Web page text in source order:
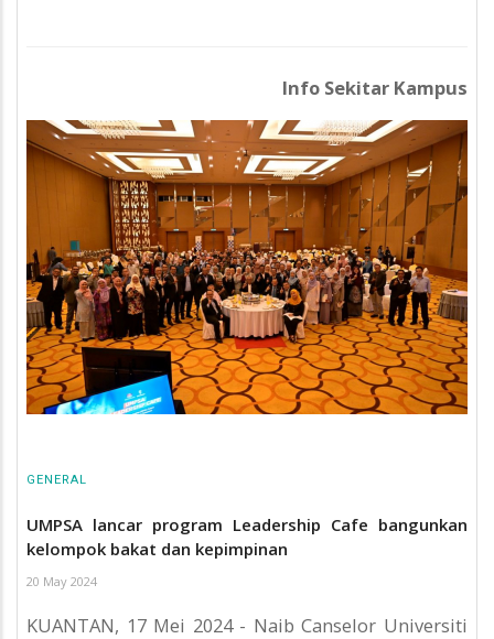
Info Sekitar Kampus
GENERAL
UMPSA lancar program Leadership Cafe bangunkan
kelompok bakat dan kepimpinan
20 May 2024
KUANTAN, 17 Mei 2024 - Naib Canselor Universiti